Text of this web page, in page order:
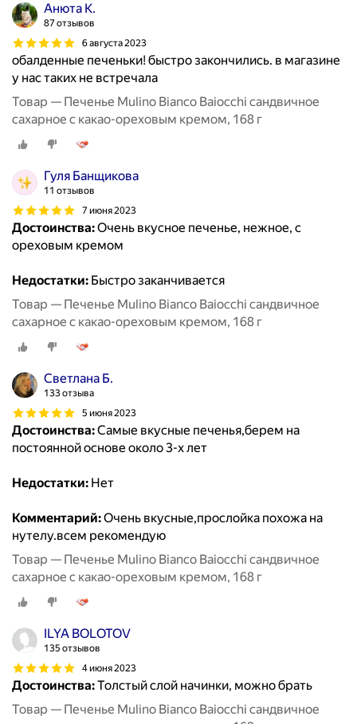
Анюта К.
87 отзывов
6 августа 2023
обалденные печеньки! быстро закончились. в магазине
у нас таких не встречала
Товар — Печенье Mulino Bianco Baiocchi сандвичное
сахарное с какао-ореховым кремом, 168 г
Гуля Банщикова
11 отзывов
7 июня 2023
Достоинства:Очень вкусное печенье, нежное, с
ореховым кремом
Недостатки: Быстро заканчивается
Товар — Печенье Mulino Bianco Baiocchi сандвичное
сахарное с какао-ореховым кремом, 168 г
Светлана Б.
133 отзыва
5 июня 2023
Достоинства:Самые вкусные печенья,берем на
постоянной основе около 3-х лет
Недостатки: Нет
Комментарий:Очень вкусные,прослойка похожа на
нутелу.всем рекомендую
Товар — Печенье Mulino Bianco Baiocchi сандвичное
сахарное с какао-ореховым кремом, 168 г
ILYA BOLOTOV
135 отзывов
4 июня 2023
Достоинства:Толстый слой начинки, можно брать
Товар — Печенье Mulino Bianco Baiocchi сандвичное